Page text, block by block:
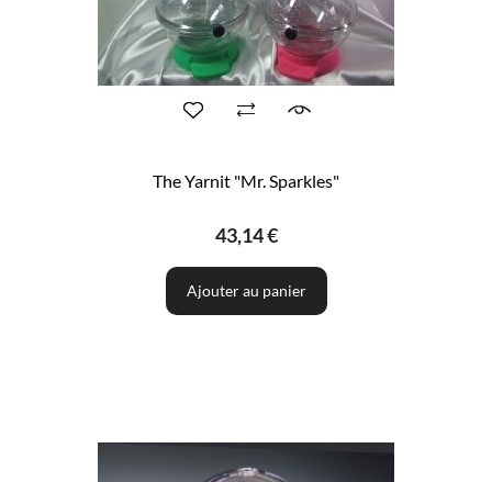
The Yarnit "Mr. Sparkles"
43,14 €
Ajouter au panier